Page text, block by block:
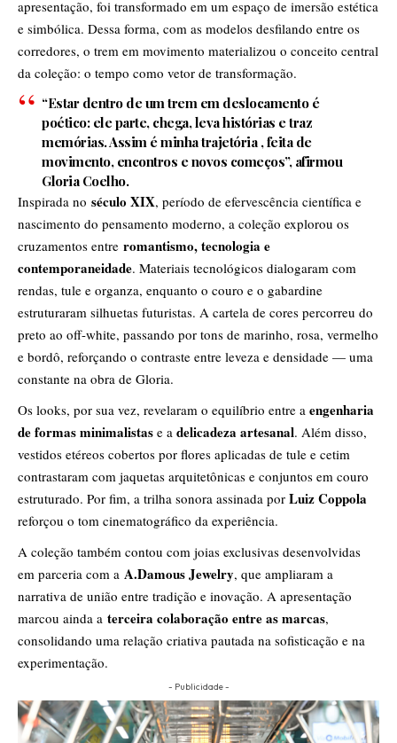
apresentação, foi transformado em um espaço de imersão estética
e simbólica. Dessa forma, com as modelos desfilando entre os
corredores, o trem em movimento materializou o conceito central
da coleção: o tempo como vetor de transformação.
“Estar dentro de um trem em deslocamento é
poético: ele parte, chega, leva histórias e traz
memórias. Assim é minha trajetória , feita de
movimento, encontros e novos começos”, afirmou
Gloria Coelho.
Inspirada no século XIX, período de efervescência científica e
nascimento do pensamento moderno, a coleção explorou os
cruzamentos entre romantismo, tecnologia e
contemporaneidade. Materiais tecnológicos dialogaram com
rendas, tule e organza, enquanto o couro e o gabardine
estruturaram silhuetas futuristas. A cartela de cores percorreu do
preto ao off-white, passando por tons de marinho, rosa, vermelho
e bordô, reforçando o contraste entre leveza e densidade — uma
constante na obra de Gloria.
Os looks, por sua vez, revelaram o equilíbrio entre a engenharia
de formas minimalistas e a delicadeza artesanal. Além disso,
vestidos etéreos cobertos por flores aplicadas de tule e cetim
contrastaram com jaquetas arquitetônicas e conjuntos em couro
estruturado. Por fim, a trilha sonora assinada por Luiz Coppola
reforçou o tom cinematográfico da experiência.
A coleção também contou com joias exclusivas desenvolvidas
em parceria com a A.Damous Jewelry, que ampliaram a
narrativa de união entre tradição e inovação. A apresentação
marcou ainda a terceira colaboração entre as marcas,
consolidando uma relação criativa pautada na sofisticação e na
experimentação.
- Publicidade -